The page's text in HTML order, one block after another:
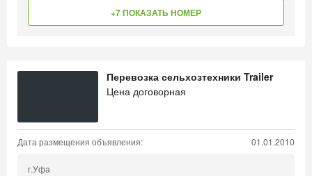
+7 ПОКАЗАТЬ НОМЕР
Перевозка сельхозтехники Trailer
Цена договорная
Дата размещения объявления: 01.01.2010
г.Уфа